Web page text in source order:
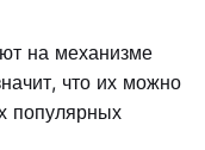
на механизме
что их можно
популярных